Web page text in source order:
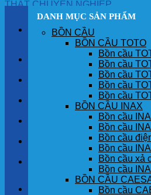
SẢN PHẨM
GÓC KHÁCH HÀNG
DANH MỤC SẢN PHẨM
BỒN CẦU
BỒN CẦU TOTO
Bồn cầu
Bồn cầu
Bồn cầu
Bồn cầu
Bồn cầu
BỒN CẦU INAX
Bồn cầu
Bồn cầu
Bồn cầu
Bồn cầu
Bồn cầu xả
Bồn cầu
BỒN CẦU
Bồn cầu